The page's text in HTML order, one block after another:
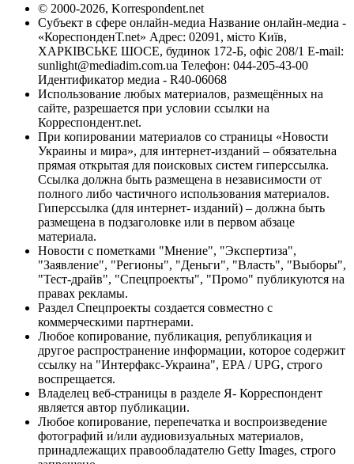
© 2000-2026, Korrespondent.net
Субъект в сфере онлайн-медиа Название онлайн-медиа -
«КореспонденТ.net» Адрес: 02091, місто Київ,
ХАРКІВСЬКЕ ШОСЕ, будинок 172-Б, офіс 208/1 E-mail:
sunlight@mediadim.com.ua Телефон: 044-205-43-00
Идентификатор медиа - R40-06068
Использование любых материалов, размещённых на
сайте, разрешается при условии ссылки на
Корреспондент.net.
При копировании материалов со страницы «Новости
Украины и мира», для интернет-изданий – обязательна
прямая открытая для поисковых систем гиперссылка.
Ссылка должна быть размещена в независимости от
полного либо частичного использования материалов.
Гиперссылка (для интернет- изданий) – должна быть
размещена в подзаголовке или в первом абзаце
материала.
Новости с пометками "Мнение", "Экспертиза",
"Заявление", "Регионы", "Деньги", "Власть", "Выборы",
"Тест-драйв", "Спецпроекты", "Промо" публикуются на
правах рекламы.
Раздел Спецпроекты создается совместно с
коммерческими партнерами.
Любое копирование, публикация, републикация и
другое распространение информации, которое содержит
ссылку на "Интерфакс-Украина", EPA / UPG, строго
воспрещается.
Владелец веб-страницы в разделе Я- Корреспондент
является автор публикации.
Любое копирование, перепечатка и воспроизведение
фотографий и/или аудиовизуальных материалов,
принадлежащих правообладателю Getty Images, строго